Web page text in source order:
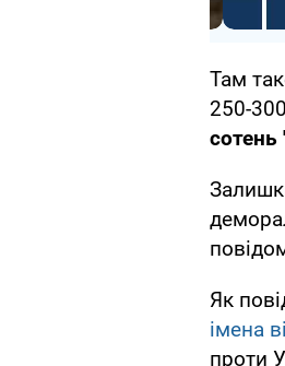
Там
250-
сотень
Як
імена
проти